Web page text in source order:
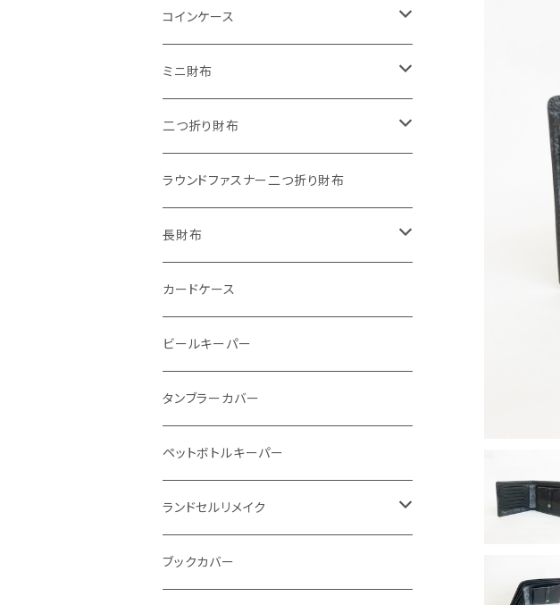
"子供の絵"キーホルダー
"餞別"キーホルダー
"うちの子"ペットキーホルダー
コインケース
ワンタッチコインケース ブライドルレザ
ー
ワンタッチコインケース ブッテーロ
ワンタッチコインケース 国産革
ファスナーコインケース
ミニ財布
"Jack"マイクロウォレット(三つ折り式)
"Ripper"マイクロウォレット(三つ折り
式)
二つ折り財布
"Basic"アートウォレット
番外編Basicアートウォレット (インポート革版)
スキニーウォレット
ストーンウォレット
メタルウォレット
インビジブルウォレット
イントレチャート 編み込みアートウォレッ
ト
"Crammy"L字フラップウォレット
"メッセージ"カリグラフィーウォレット
ラウンドファスナー二つ折り財布
長財布
折り財布
L字ファスナー
柔らか革財布
イントレチャート
ラウンドファスナー
カードケース
ビールキーパー
タンブラーカバー
ペットボトルキーパー
ランドセルリメイク
写真立て
ブックカバー